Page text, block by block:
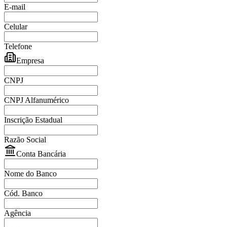
E-mail
Celular
Telefone
Empresa
CNPJ
CNPJ Alfanumérico
Inscrição Estadual
Razão Social
Conta Bancária
Nome do Banco
Cód. Banco
Agência